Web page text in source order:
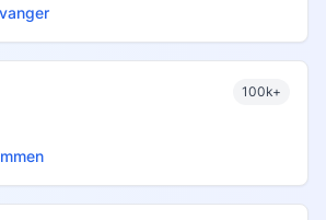
100k+